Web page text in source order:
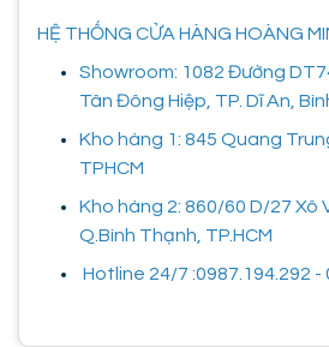
HỆ THỐNG CỬA HÀNG HOÀNG
Showroom: 1082 Đường
Tân Đông Hiệp, TP. Dĩ An,
Kho hàng 1: 845 Quang
TPHCM
Kho hàng 2: 860/60 D/27 Xô
Q.Bình Thạnh, TP.HCM
Hotline 24/7 :0987.194.292 -